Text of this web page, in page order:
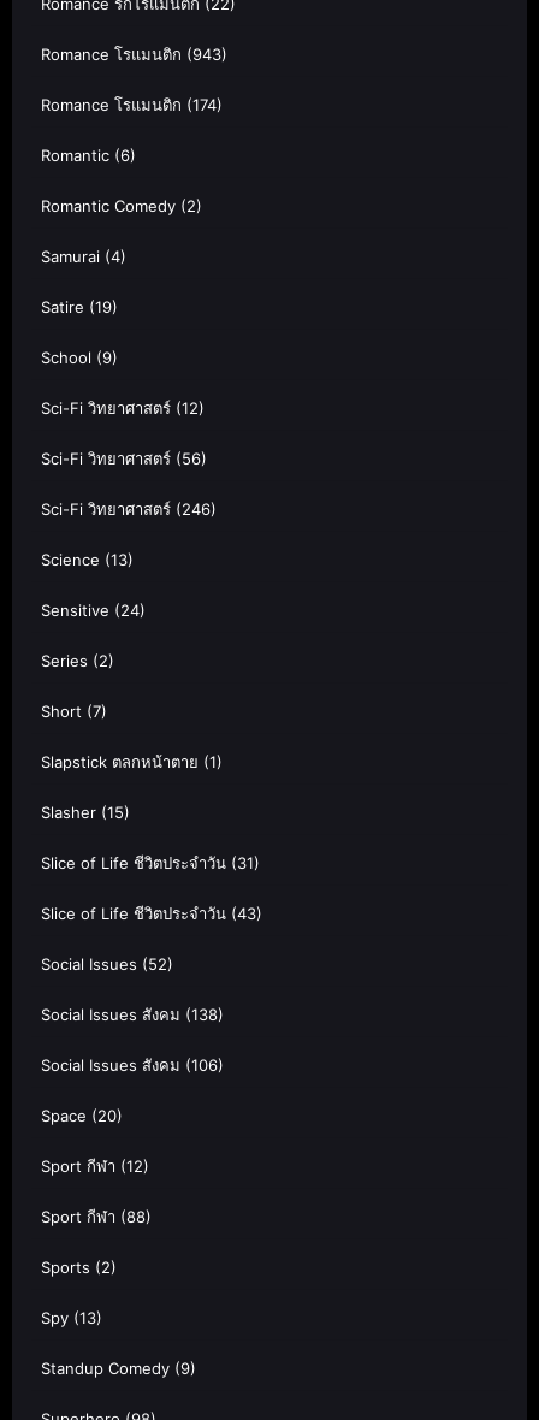
Romance โรแมนติก (943)
Romance โรแมนติก (174)
Romantic (6)
Romantic Comedy (2)
Samurai (4)
Satire (19)
School (9)
Sci-Fi วิทยาศาสตร์ (12)
Sci-Fi วิทยาศาสตร์ (56)
Sci-Fi วิทยาศาสตร์ (246)
Science (13)
Sensitive (24)
Series (2)
Short (7)
Slapstick ตลกหน้าตาย (1)
Slasher (15)
Slice of Life ชีวิตประจำวัน (31)
Slice of Life ชีวิตประจำวัน (43)
Social Issues (52)
Social Issues สังคม (138)
Social Issues สังคม (106)
Space (20)
Sport กีฬา (12)
Sport กีฬา (88)
Sports (2)
Spy (13)
Standup Comedy (9)